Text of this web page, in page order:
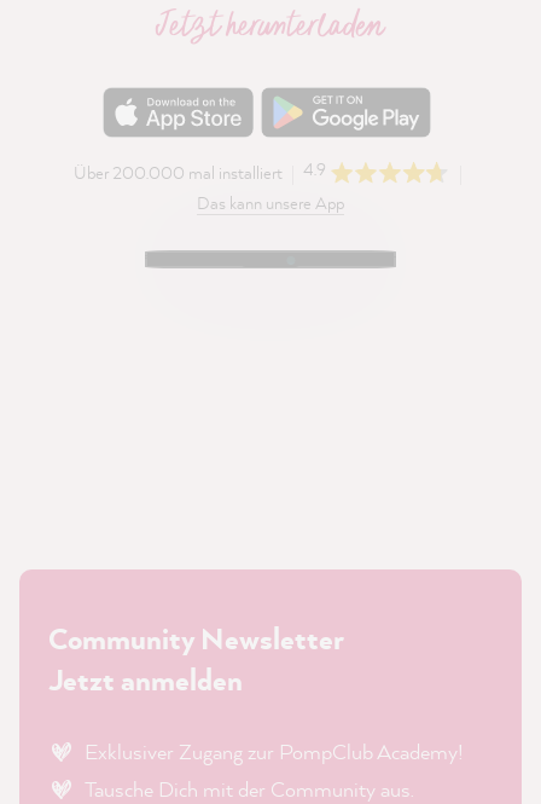
Jetzt herunterladen
Über 200.000 mal installiert
4.9
Das kann unsere App
Community Newsletter
Jetzt anmelden
Exklusiver Zugang zur PompClub Academy!
Tausche Dich mit der Community aus.